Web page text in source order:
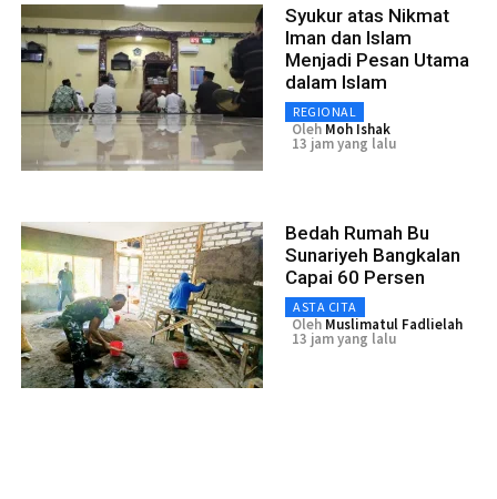
Syukur atas Nikmat
Iman dan Islam
Menjadi Pesan Utama
dalam Islam
REGIONAL
Oleh Moh Ishak
13 jam yang lalu
Bedah Rumah Bu
Sunariyeh Bangkalan
Capai 60 Persen
ASTA CITA
Oleh Muslimatul Fadlielah
13 jam yang lalu